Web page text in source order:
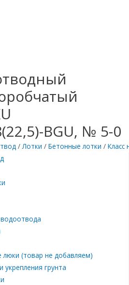
BGU, № 5-0
/Лотки / Бетонные лотки / Класс
люки (товар не добавляем)
грунта